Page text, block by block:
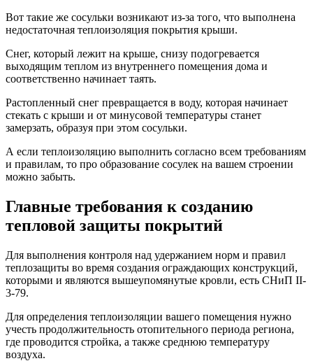
Вот такие же сосульки возникают из-за того, что выполнена
недостаточная теплоизоляция покрытия крыши.
Снег, который лежит на крыше, снизу подогревается
выходящим теплом из внутреннего помещения дома и
соответственно начинает таять.
Растопленный снег превращается в воду, которая начинает
стекать с крыши и от минусовой температуры станет
замерзать, образуя при этом сосульки.
А если теплоизоляцию выполнить согласно всем требованиям
и правилам, то про образование сосулек на вашем строении
можно забыть.
Главные требования к созданию
тепловой защиты покрытий
Для выполнения контроля над удержанием норм и правил
теплозащиты во время создания ограждающих конструкций,
которыми и являются вышеупомянутые кровли, есть СНиП II-
3-79.
Для определения теплоизоляции вашего помещения нужно
учесть продолжительность отопительного периода региона,
где проводится стройка, а также среднюю температуру
воздуха.